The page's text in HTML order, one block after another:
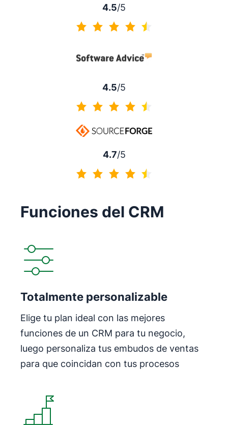
4.5/5
4.5/5
4.7/5
Funciones del CRM
Totalmente personalizable
Elige tu plan ideal con las mejores
funciones de un CRM para tu negocio,
luego personaliza tus embudos de ventas
para que coincidan con tus procesos